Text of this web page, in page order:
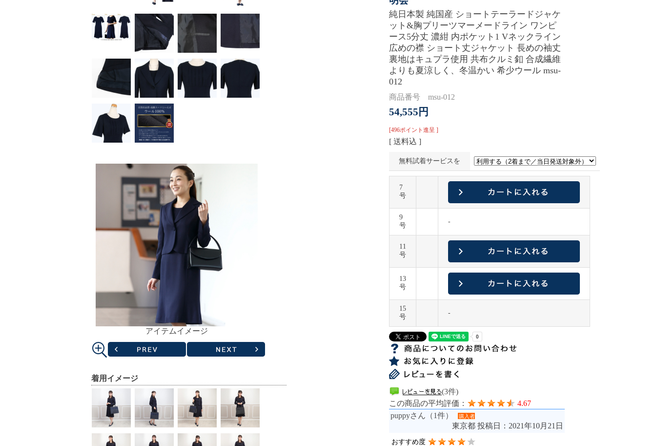
純日本製 純国産 ショートテーラードジャケ
ット&胸プリーツマーメードライン ワンピ
ース5分丈 濃紺 内ポケット1 Vネックライン
広めの襟 ショート丈ジャケット 長めの袖丈
裏地はキュプラ使用 共布クルミ釦 合成繊維
よりも夏涼しく、冬温かい 希少ウール msu-
012
商品番号 msu-012
54,555円
[496ポイント進呈 ]
[ 送料込 ]
無料試着サービスを
7
号
9
号
-
11
号
13
号
15
号
-
(3件)
この商品の平均評価：
4.67
puppyさん（1件）
購入者
東京都 投稿日：2021年10月21日
おすすめ度
アイテムイメージ
着用イメージ